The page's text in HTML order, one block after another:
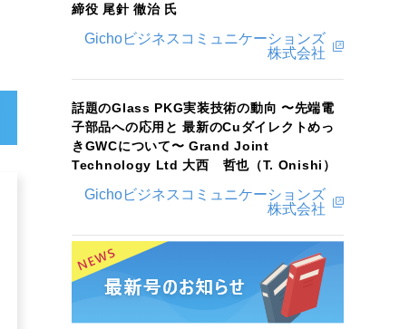
締役 尾針 徹治 氏
Gichoビジネスコミュニケーションズ
株式会社
話題のGlass PKG実装技術の動向 〜先端電
子部品への応用と 最新のCuダイレクトめっ
きGWCについて〜 Grand Joint
Technology Ltd 大西 哲也（T. Onishi）
Gichoビジネスコミュニケーションズ
株式会社